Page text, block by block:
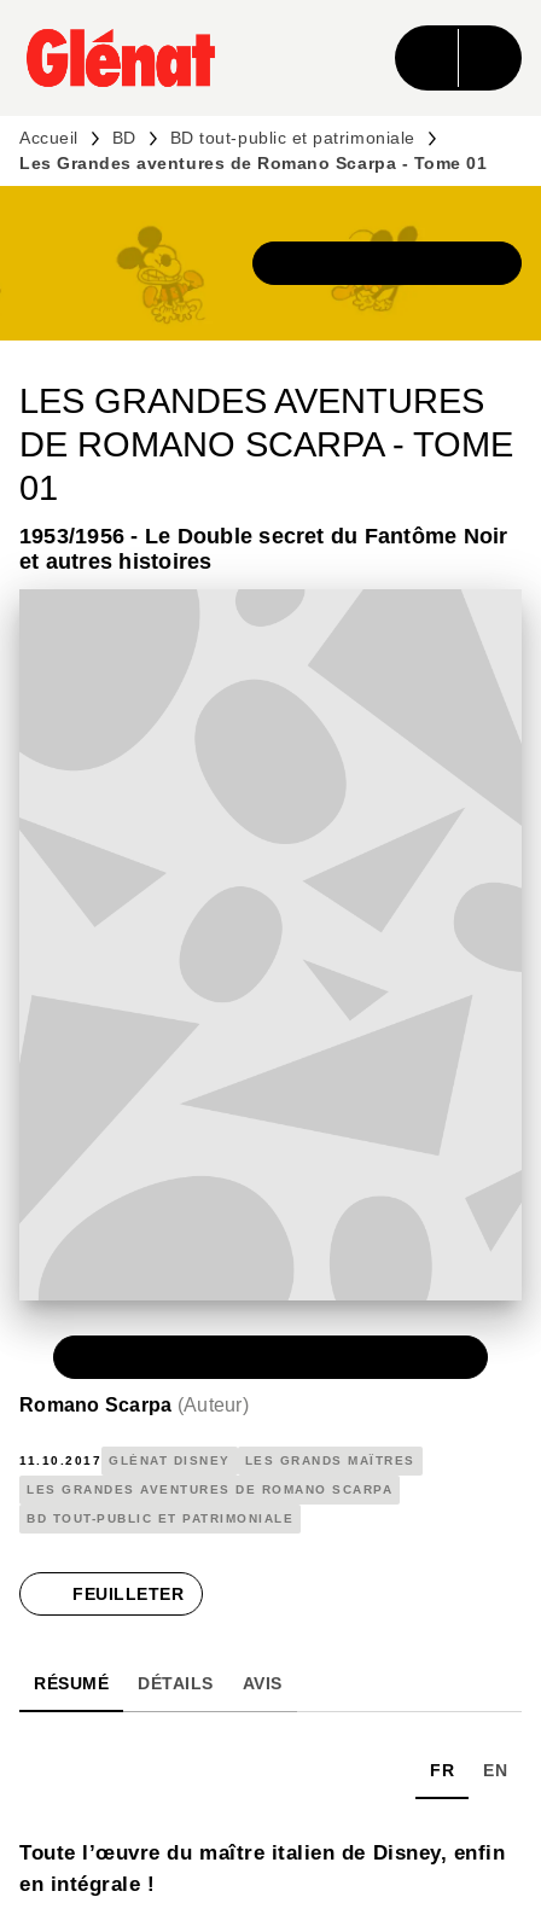
MENU RECHERCHE CONTENU
PIED DE PAGE
Accueil BD
BD tout-public et patrimoniale
Les Grandes aventures de Romano Scarpa - Tome 01
LES GRANDES AVENTURES
DE ROMANO SCARPA - TOME
01
1953/1956 - Le Double secret du Fantôme Noir
et autres histoires
Romano Scarpa (Auteur)
11.10.2017 GLÉNAT DISNEY LES GRANDS MAÎTRES
LES GRANDES AVENTURES DE ROMANO SCARPA
BD TOUT-PUBLIC ET PATRIMONIALE
FEUILLETER
RÉSUMÉ DÉTAILS AVIS
FR EN
Toute l’œuvre du maître italien de Disney, enfin
en intégrale !